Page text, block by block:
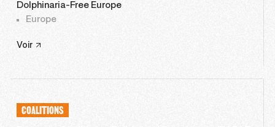
Dolphinaria-Free Europe
Europe
Voir
COALITIONS